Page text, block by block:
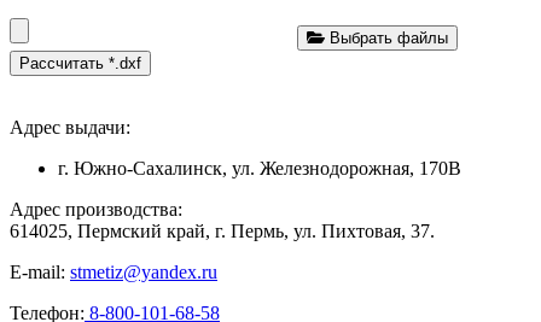
Выбрать файлы
Рассчитать *.dxf
Адрес выдачи:
г. Южно-Сахалинск, ул. Железнодорожная, 170В
Адрес производства:
614025, Пермский край, г. Пермь, ул. Пихтовая, 37.
E-mail: stmetiz@yandex.ru
Телефон: 8-800-101-68-58